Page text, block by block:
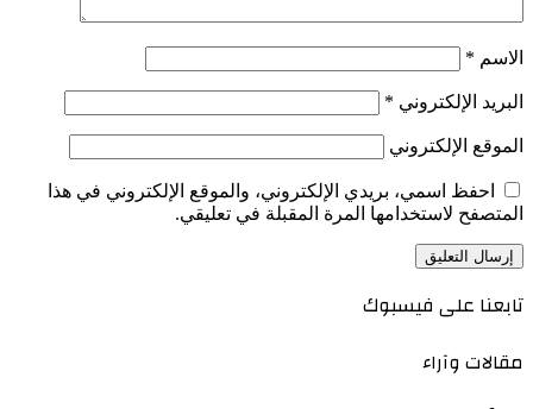
الاسم *
البريد الإلكتروني *
الموقع الإلكتروني
احفظ اسمي، بريدي الإلكتروني، والموقع الإلكتروني في هذا
المتصفح لاستخدامها المرة المقبلة في تعليقي.
تابعنا على فيسبوك
مقالات وآراء